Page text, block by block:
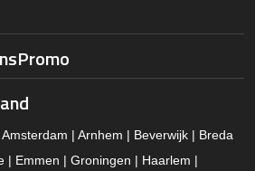
| Arnhem | Beverwijk | Breda
| Emmen | Groningen | Haarlem |